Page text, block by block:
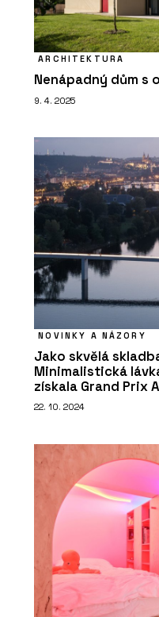
ARCHITEKTURA
Nenápadný dům s
9. 4. 2025
NOVINKY A NÁZORY
Jako skvělá
Minimalistická
získala Grand Prix
22. 10. 2024